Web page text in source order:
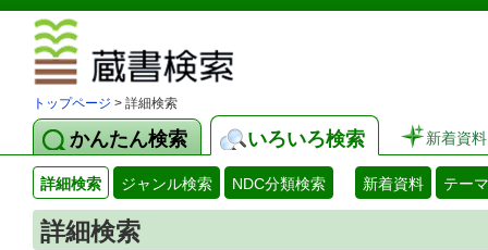
トップページ > 詳細検索
かんたん検索 いろいろ検索 新着資料
詳細検索 ジャンル検索 NDC分類検索 新着資料 テー
詳細検索